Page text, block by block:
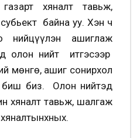
хяналт тавьж,
байна уу. Хэн ч
нийцүүлэн ашиглаж
олон нийт итгэсээр
мөнгө, ашиг сонирхол
биш биз. Олон нийтэд
хяналт тавьж, шалгаж